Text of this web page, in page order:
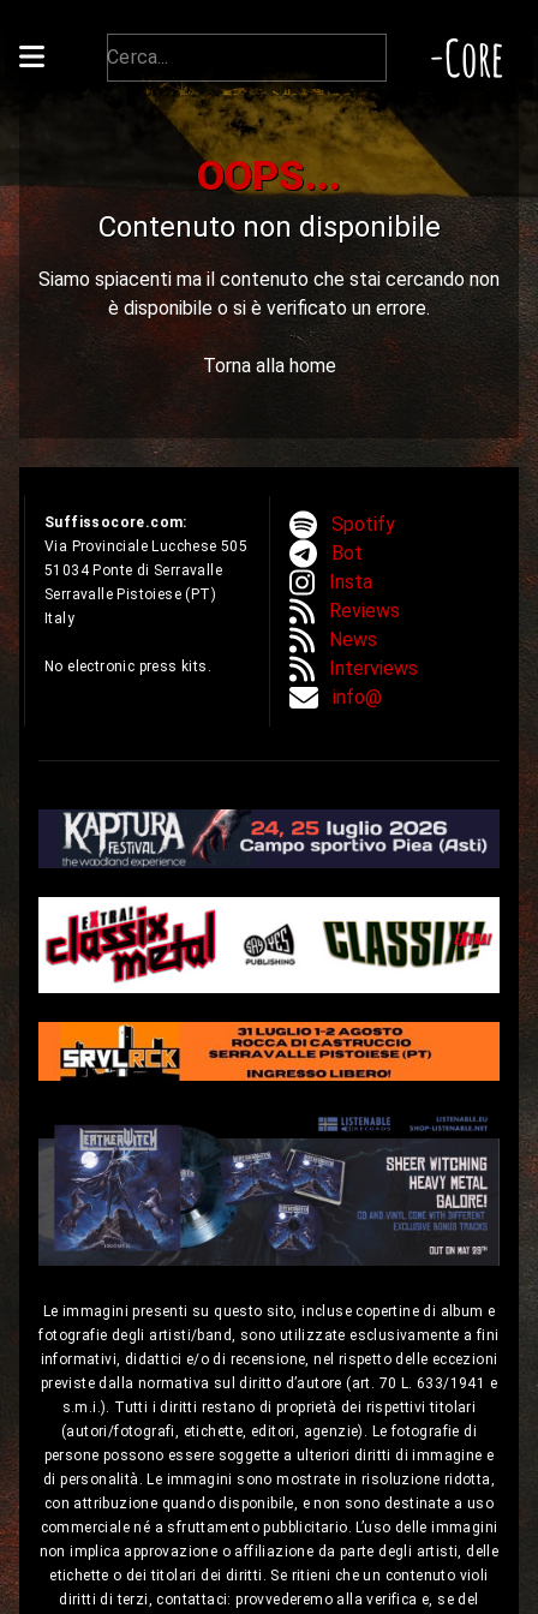
-Core
OOPS...
Contenuto non disponibile
Siamo spiacenti ma il contenuto che stai cercando non
è disponibile o si è verificato un errore.
Torna alla home
Suffissocore.com:
Via Provinciale Lucchese 505
51034 Ponte di Serravalle
Serravalle Pistoiese (PT)
Italy
No electronic press kits.
Spotify
Bot
Insta
Reviews
News
Interviews
info@
Le immagini presenti su questo sito, incluse copertine di album e
fotografie degli artisti/band, sono utilizzate esclusivamente a fini
informativi, didattici e/o di recensione, nel rispetto delle eccezioni
previste dalla normativa sul diritto d’autore (art. 70 L. 633/1941 e
s.m.i.). Tutti i diritti restano di proprietà dei rispettivi titolari
(autori/fotografi, etichette, editori, agenzie). Le fotografie di
persone possono essere soggette a ulteriori diritti di immagine e
di personalità. Le immagini sono mostrate in risoluzione ridotta,
con attribuzione quando disponibile, e non sono destinate a uso
commerciale né a sfruttamento pubblicitario. L’uso delle immagini
non implica approvazione o affiliazione da parte degli artisti, delle
etichette o dei titolari dei diritti. Se ritieni che un contenuto violi
diritti di terzi, contattaci: provvederemo alla verifica e, se del